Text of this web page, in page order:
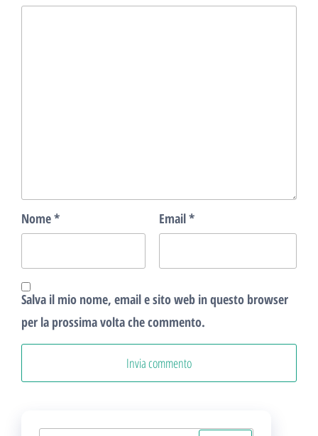
Nome* Email*
Salva il mio nome, email e sito web in questo browser
per la prossima volta che commento.